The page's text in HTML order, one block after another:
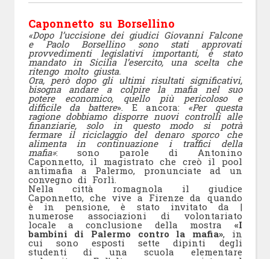
Caponnetto su Borsellino
«Dopo l’uccisione dei giudici Giovanni Falcone
e Paolo Borsellino sono stati approvati
provvedimenti legislativi importanti, è stato
mandato in Sicilia l’esercito, una scelta che
ritengo molto giusta.
Ora, però dopo gli ultimi risultati significativi,
bisogna andare a colpire la mafia nel suo
potere economico, quello più pericoloso e
difficile da battere». E ancora: «Per questa
ragione dobbiamo disporre nuovi controlli alle
finanziarie, solo in questo modo si potrà
fermare il riciclaggio del denaro sporco che
alimenta in continuazione i traffici della
mafia»: sono parole di Antonino
Caponnetto, il magistrato che creò il pool
antimafia a Palermo, pronunciate ad un
convegno di Forlì.
Nella città romagnola il giudice
Caponnetto, che vive a Firenze da quando
è in pensione, è stato invitato da |
numerose associazioni di volontariato
locale a conclusione della mostra «I
bambini di Palermo contro la mafia», in
cui sono esposti sette dipinti degli
studenti di una scuola elementare